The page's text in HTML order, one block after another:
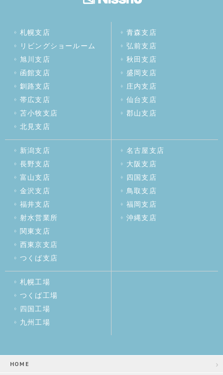
札幌支店
リビングショールーム
旭川支店
函館支店
釧路支店
帯広支店
苫小牧支店
北見支店
青森支店
弘前支店
秋田支店
盛岡支店
庄内支店
仙台支店
郡山支店
新潟支店
長野支店
富山支店
金沢支店
福井支店
射水営業所
関東支店
西東京支店
つくば支店
名古屋支店
大阪支店
四国支店
鳥取支店
福岡支店
沖縄支店
札幌工場
つくば工場
四国工場
九州工場
HOME